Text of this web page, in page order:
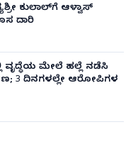
ಕುಲಾಲ್‌ಗೆ ಆಳ್ವಾಸ್
ದಾರಿ
ಮೇಲೆ ಹಲ್ಲೆ ನಡೆಸಿ
3 ದಿನಗಳಲ್ಲೇ ಆರೋಪಿಗಳ